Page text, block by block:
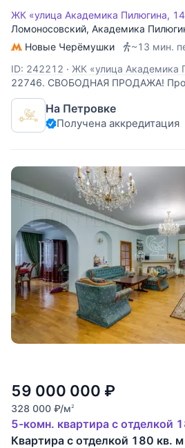
ЖК «улица Академика Пилюгина,
Ломоносовский, Академика
Новые Черёмушки
~13 мин.
ID: 242212 · ЖК «улица Академика
22746. СВОБОДНАЯ ПРОДАЖА!
светлую, 4-х комнатную квартиру в
домов в районе, в шаговой
станций метро. Дом построен по
На Петровке
Получена аккредитация
59 000 000 ₽
328 000 ₽/м2
5-комн. квартира с отделкой
Квартира с отделкой 180 кв.